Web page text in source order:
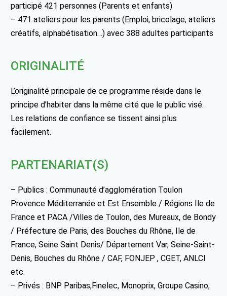
participé 421 personnes (Parents et enfants)
– 471 ateliers pour les parents (Emploi, bricolage, ateliers
créatifs, alphabétisation…) avec 388 adultes participants
ORIGINALITÉ
L’originalité principale de ce programme réside dans le
principe d’habiter dans la même cité que le public visé.
Les relations de confiance se tissent ainsi plus
facilement.
PARTENARIAT(S)
– Publics : Communauté d’agglomération Toulon
Provence Méditerranée et Est Ensemble / Régions Ile de
France et PACA /Villes de Toulon, des Mureaux, de Bondy
/ Préfecture de Paris, des Bouches du Rhône, Ile de
France, Seine Saint Denis/ Département Var, Seine-Saint-
Denis, Bouches du Rhône / CAF, FONJEP , CGET, ANLCI
etc.
– Privés : BNP Paribas,Finelec, Monoprix, Groupe Casino,